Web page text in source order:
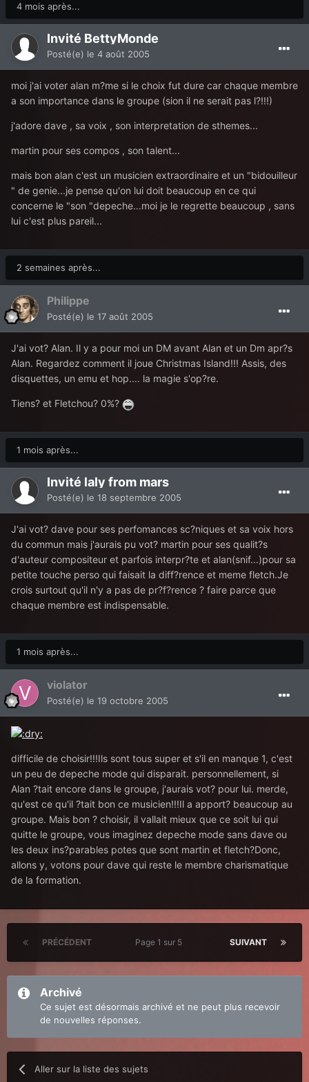
4 mois après...
Invité BettyMonde
Posté(e) le 4 août 2005
moi j'ai voter alan m?me si le choix fut dure car chaque membre
a son importance dans le groupe (sion il ne serait pas l?!!!)
j'adore dave , sa voix , son interpretation de sthemes...
martin pour ses compos , son talent...
mais bon alan c'est un musicien extraordinaire et un "bidouilleur
" de genie...je pense qu'on lui doit beaucoup en ce qui
concerne le "son "depeche...moi je le regrette beaucoup , sans
lui c'est plus pareil...
2 semaines après...
Philippe
Posté(e) le 17 août 2005
J'ai vot? Alan. Il y a pour moi un DM avant Alan et un Dm apr?s
Alan. Regardez comment il joue Christmas Island!!! Assis, des
disquettes, un emu et hop.... la magie s'op?re.
Tiens? et Fletchou? 0%?
1 mois après...
Invité laly from mars
Posté(e) le 18 septembre 2005
J'ai vot? dave pour ses perfomances sc?niques et sa voix hors
du commun mais j'aurais pu vot? martin pour ses qualit?s
d'auteur compositeur et parfois interpr?te et alan(snif...)pour sa
petite touche perso qui faisait la diff?rence et meme fletch.Je
crois surtout qu'il n'y a pas de pr?f?rence ? faire parce que
chaque membre est indispensable.
1 mois après...
violator
Posté(e) le 19 octobre 2005
difficile de choisir!!!Ils sont tous super et s'il en manque 1, c'est
un peu de depeche mode qui disparait. personnellement, si
Alan ?tait encore dans le groupe, j'aurais vot? pour lui. merde,
qu'est ce qu'il ?tait bon ce musicien!!!Il a apport? beaucoup au
groupe. Mais bon ? choisir, il vallait mieux que ce soit lui qui
quitte le groupe, vous imaginez depeche mode sans dave ou
les deux ins?parables potes que sont martin et fletch?Donc,
allons y, votons pour dave qui reste le membre charismatique
de la formation.
PRÉCÉDENT SUIVANT
Page 1 sur 5
Archivé
Ce sujet est désormais archivé et ne peut plus recevoir
de nouvelles réponses.
Aller sur la liste des sujets